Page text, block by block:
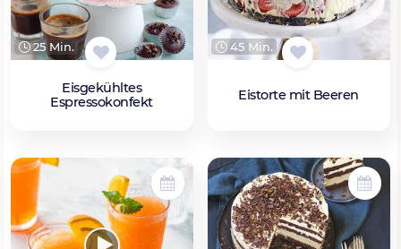
25 Min.
Eisgekühltes
Espressokonfekt
45 Min.
Eistorte mit Beeren